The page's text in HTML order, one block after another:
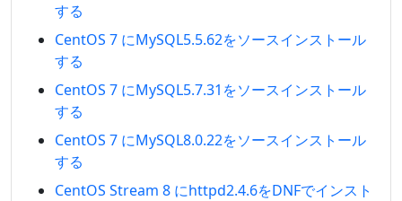
する
CentOS 7 にMySQL5.5.62をソースインストール
する
CentOS 7 にMySQL5.7.31をソースインストール
する
CentOS 7 にMySQL8.0.22をソースインストール
する
CentOS Stream 8 にhttpd2.4.6をDNFでインスト